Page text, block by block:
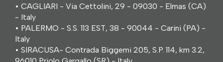
• CAGLIARI - Via Cettolini, 29 - 09030 - Elmas (CA)
- Italy
• PALERMO - S.S. 113 EST, 38 - 90044 - Carini (PA) -
Italy
• SIRACUSA- Contrada Biggemi 205, S.P. 114, km 3.2,